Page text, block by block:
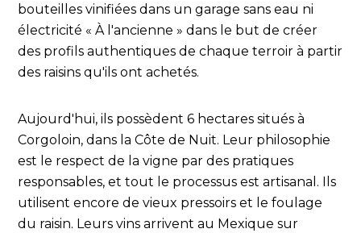
bouteilles vinifiées dans un garage sans eau ni
électricité « À l'ancienne » dans le but de créer
des profils authentiques de chaque terroir à partir
des raisins qu'ils ont achetés.
Aujourd'hui, ils possèdent 6 hectares situés à
Corgoloin, dans la Côte de Nuit. Leur philosophie
est le respect de la vigne par des pratiques
responsables, et tout le processus est artisanal. Ils
utilisent encore de vieux pressoirs et le foulage
du raisin. Leurs vins arrivent au Mexique sur